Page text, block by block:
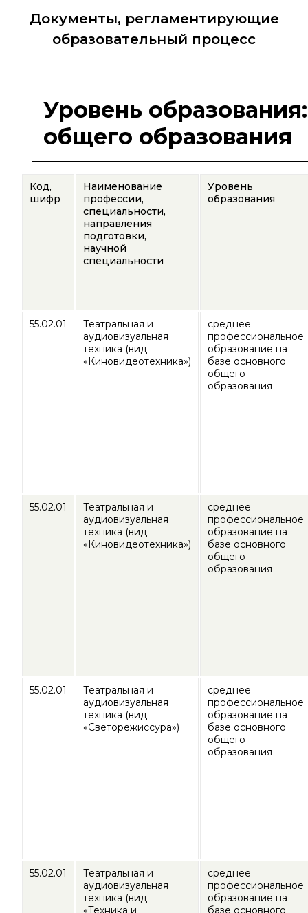
Документы, регламентирующие
образовательный процесс
Уровень
общего образования
Код,
шифр
Наименование
профессии,
специальности,
направления
подготовки,
научной
специальности
Уровень
образования
55.02.01
Театральная и
аудиовизуальная
техника (вид
«Киновидеотехника»)
среднее
профессиональное
образование на
базе основного
общего
образования
55.02.01
Театральная и
аудиовизуальная
техника (вид
«Киновидеотехника»)
среднее
профессиональное
образование на
базе основного
общего
образования
55.02.01
Театральная и
аудиовизуальная
техника (вид
«Светорежиссура»)
среднее
профессиональное
образование на
базе основного
общего
образования
55.02.01
Театральная и
аудиовизуальная
техника (вид
«Техника и
среднее
профессиональное
образование на
базе основного